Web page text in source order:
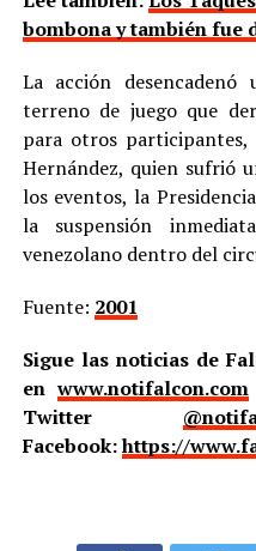
bombona y también fue
La acción
terreno de juego que
para otros
Hernández, quien sufrió
los eventos, la
la suspensión
venezolano dentro del
Fuente: 2001
Sigue las noticias de
enwww.notifalcon.com
Twitter
Facebook:https://